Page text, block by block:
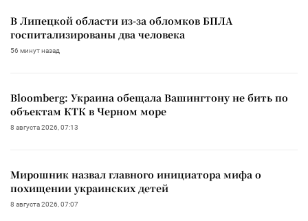
В Липецкой области из-за обломков БПЛА
госпитализированы два человека
56 минут назад
Bloomberg: Украина обещала Вашингтону не бить по
объектам КТК в Черном море
8 августа 2026, 07:13
Мирошник назвал главного инициатора мифа о
похищении украинских детей
8 августа 2026, 07:07